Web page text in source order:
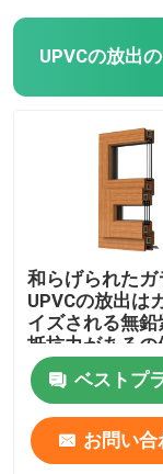
プロダクト
私達について
工場旅行
品質管理
私達に連絡し
引用を要求し
UPVCの放出
和らげられたガ
UPVCの放出は
イズされる無鉛
抵抗力があるの
を描く
ベストプ
お問い合